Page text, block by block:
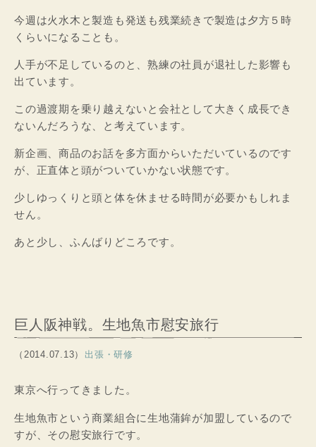
今週は火水木と製造も発送も残業続きで製造は夕方５時
くらいになることも。
人手が不足しているのと、熟練の社員が退社した影響も
出ています。
この過渡期を乗り越えないと会社として大きく成長でき
ないんだろうな、と考えています。
新企画、商品のお話を多方面からいただいているのです
が、正直体と頭がついていかない状態です。
少しゆっくりと頭と体を休ませる時間が必要かもしれま
せん。
あと少し、ふんばりどころです。
巨人阪神戦。生地魚市慰安旅行
（2014.07.13） 出張・研修
東京へ行ってきました。
生地魚市という商業組合に生地蒲鉾が加盟しているので
すが、その慰安旅行です。